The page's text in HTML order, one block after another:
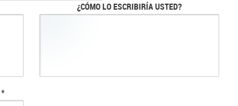
¿CÓMO LO ESCRIBIRÍA USTED?
*